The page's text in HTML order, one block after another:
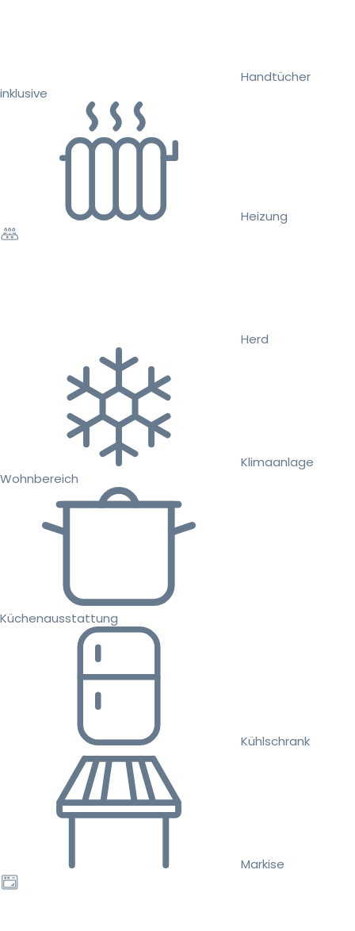
Handtücher
inklusive
Heizung
Herd
Klimaanlage
Wohnbereich
Küchenausstattung
Kühlschrank
Markise